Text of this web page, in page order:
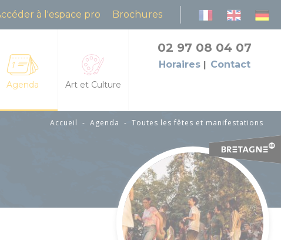
à l'espace pro Brochures
Agenda
Toutes les fêtes et manifestations
Les petites échappées : animations et découvertes
grandes échappées : visites et balades guidées
Art et Culture
L'Art dans les Chapelles
Pôles culturels et médiathèques
02 97 08 04 07
Horaires Contact
Accueil - Agenda - Toutes les fêtes et manifestations